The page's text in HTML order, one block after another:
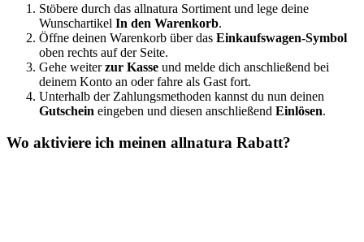
Stöbere durch das allnatura Sortiment und lege deine
Wunschartikel In den Warenkorb.
Öffne deinen Warenkorb über das Einkaufswagen-Symbol
oben rechts auf der Seite.
Gehe weiterzur Kasse und melde dich anschließend bei
deinem Konto an oder fahre als Gast fort.
Unterhalb der Zahlungsmethoden kannst du nun deinen
Gutschein eingeben und diesen anschließend Einlösen.
Wo aktiviere ich meinen allnatura Rabatt?